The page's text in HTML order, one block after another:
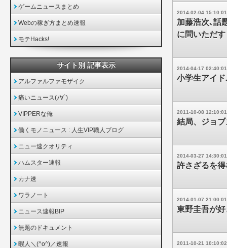
2014-02-04 15:10:01
加藤浩次､話
に問いただす
2014-04-17 02:40:01
小学生アイ
2011-10-08 12:10:01
結局、ジョ
2014-03-27 14:30:01
許さざるを
2014-01-07 21:00:01
東野圭吾が
2011-10-21 10:10:02
ゲームニュースまとめ
Webの稼ぎ方まとめ速報
モテHacks!
サイト別 記事表示
アルファルファモザイク
痛いニュース(ﾉ∀`)
VIPPERな俺
働くモノニュース : 人生VIP職人ブログ
ニュー速クオリティ
ハムスター速報
カナ速
ワラノート
ニュース速報BIP
無題のドキュメント
暇人＼(^o^)／速報